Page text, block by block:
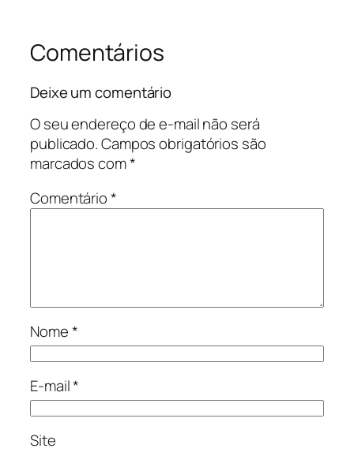
Comentários
Deixe um comentário
O seu endereço de e-mail não será
publicado.Campos obrigatórios são
marcados com*
Comentário*
Nome*
E-mail*
Site